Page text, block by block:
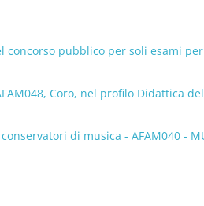
pubblico per soli esami
Coro, nel profilo Didattica
di musica - AFAM040 -